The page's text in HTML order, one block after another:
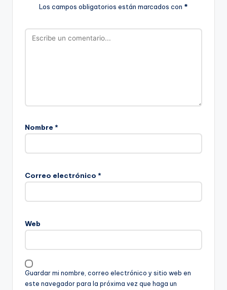
Los campos obligatorios están marcados con *
Nombre *
Correo electrónico *
Web
Guardar mi nombre, correo electrónico y sitio web en
este navegador para la próxima vez que haga un